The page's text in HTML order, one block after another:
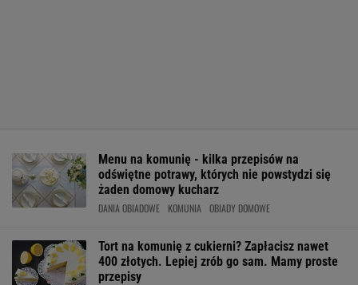
Menu na komunię - kilka przepisów na
odświętne potrawy, których nie powstydzi się
żaden domowy kucharz
DANIA OBIADOWE KOMUNIA OBIADY DOMOWE
Tort na komunię z cukierni? Zapłacisz nawet
400 złotych. Lepiej zrób go sam. Mamy proste
przepisy